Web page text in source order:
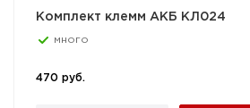
Комплект клемм АКБ КЛ024
много
470 руб.